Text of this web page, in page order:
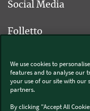
Social Media
Folletto
Bimby
We use cookies to
features and to analyse our
your use of our site with our
partners.
By clicking "Accept All